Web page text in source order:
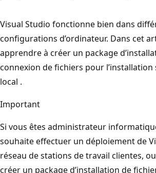
Visual Studio fonctionne bien dans
configurations d’ordinateur. Dans cet
apprendre à créer un package
connexion de fichiers pour l’installation
local .
Important
Si vous êtes administrateur
souhaite effectuer un déploiement de
réseau de stations de travail clientes,
créer un package d’installation de